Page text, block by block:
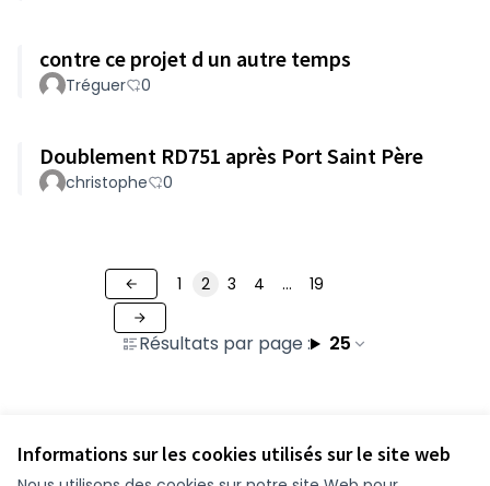
Informations sur les cookies utilisés sur le site web
contre ce projet d un autre temps
Tréguer 0
Doublement RD751 après Port Saint Père
christophe 0
Résultats par page : 25
1 2 3 4 … 19